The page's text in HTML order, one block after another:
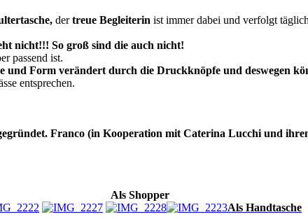
dertreue Begleiterin ist immer dabei und verfolgt
nicht!!! So groß sind die auch nicht!
passend ist.
und Form verändert durch die Druckknöpfe und deswegen
entsprechen.
Franco (in Kooperation mit Caterina Lucchi und
Als Shopper
Als Handtasche